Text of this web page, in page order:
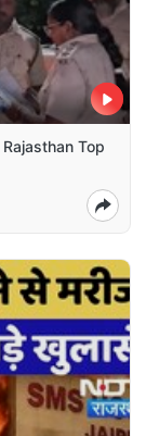
Rajasthan Top